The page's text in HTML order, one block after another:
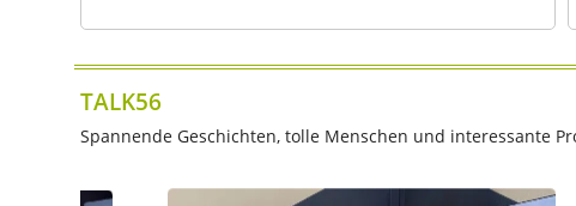
TALK56
Spannende Geschichten, tolle Menschen und interessante